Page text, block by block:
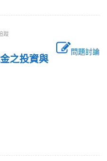
蹤
問題討論
之投資與